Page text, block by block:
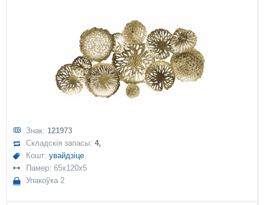
Знак: 121973
Складскія запасы:4,
Кошт:увайдзіце
Памер: 65x120x5
Упакоўка 2